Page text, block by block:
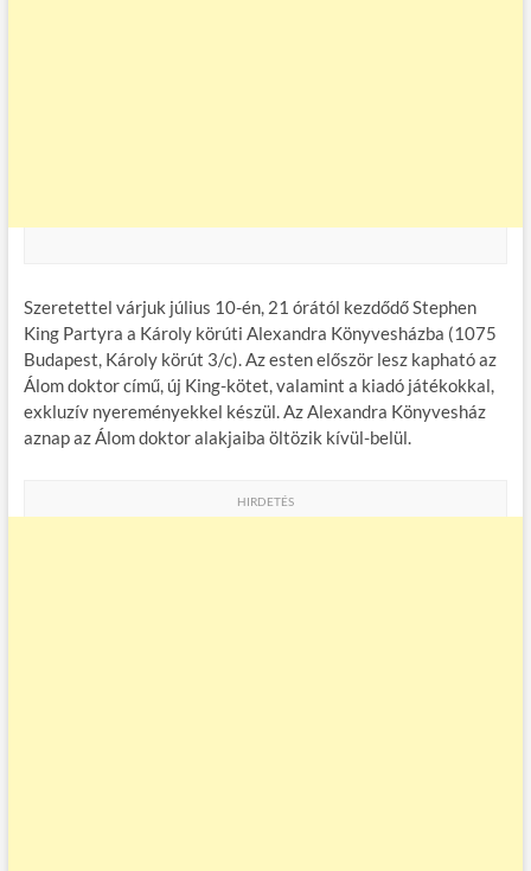
Szeretettel várjuk július 10-én, 21 órától kezdődő Stephen
King Partyra a Károly körúti Alexandra Könyvesházba (1075
Budapest, Károly körút 3/c). Az esten először lesz kapható az
Álom doktor című, új King-kötet, valamint a kiadó játékokkal,
exkluzív nyereményekkel készül. Az Alexandra Könyvesház
aznap az Álom doktor alakjaiba öltözik kívül-belül.
HIRDETÉS